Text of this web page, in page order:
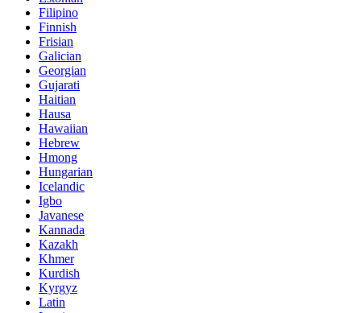
Filipino
Finnish
Frisian
Galician
Georgian
Gujarati
Haitian
Hausa
Hawaiian
Hebrew
Hmong
Hungarian
Icelandic
Igbo
Javanese
Kannada
Kazakh
Khmer
Kurdish
Kyrgyz
Latin